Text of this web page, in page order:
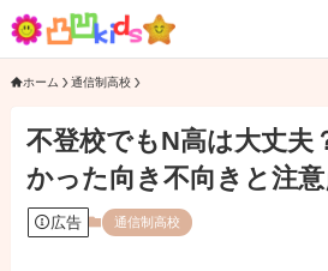
ホーム 通信制高校
不登校でもN高は大丈夫
かった向き不向きと注
広告 通信制高校